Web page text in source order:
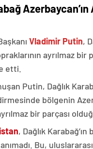
Azerbaycan’ın
Vladimir Putin,
ayrılmaz bir
etti.
Putin, Dağlık
bölgenin
bir parçası
, Dağlık Karabağ’ın
Bu,